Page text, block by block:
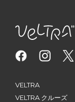
VELTRA
VELTRA クルーズ